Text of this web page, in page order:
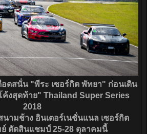
อดสนั่น "พีระ เซอร์กิต พัทยา" ก่อนเดิน
งสุดท้าย" Thailand Super Series
2018
ามช้าง อินเตอร์เนชั่นแนล เซอร์กิต
ย์ ตัดสินแชมป์ 25-28 ตุลาคมนี้